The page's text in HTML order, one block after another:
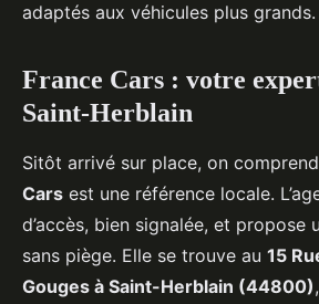
adaptés aux véhicules plus grands.
France Cars : votre
Saint-Herblain
Sitôt arrivé sur place, on
Cars est une référence locale.
d’accès, bien signalée, et propose
sans piège. Elle se trouve au 15
Gouges à Saint-Herblain (44800)